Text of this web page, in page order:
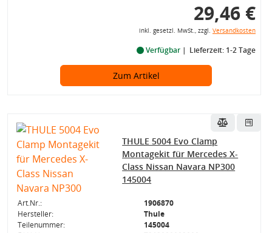
29,46 €
inkl. gesetzl. MwSt., zzgl. Versandkosten
Verfügbar Lieferzeit: 1-2 Tage
Zum Artikel
THULE 5004 Evo Clamp
Montagekit für Mercedes X-
Class Nissan Navara NP300
145004
Art.Nr.:
1906870
Hersteller:
Thule
Teilenummer:
145004